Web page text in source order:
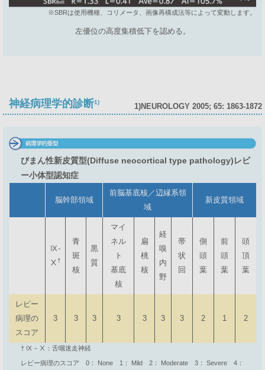
※SBRは使用機種、コリメータ、画像再構成法等によって変動します。
左優位の高度集積低下を認める。
神経病理学的診断1) 1)NEUROLOGY 2005; 65: 1863-1872
びまん性新皮質型(Diffuse neocortical type pathology)レビ
ー小体型認知症
脳幹部領域
前脳基底核／辺縁系領
域
新皮質領域
Ⅸ-
Ⅹ †
青
斑
核
黒
質
マイ
ネル
ト
基底
核
扁
桃
核
経
嗅
内
野
帯
状
回
側
頭
葉
前
頭
葉
頭
頂
葉
レビー
病理の
スコア
3 3 3 3 3 3 3 2 1 2
† Ⅸ－Ⅹ：舌咽迷走神経
レビー病理のスコア 0： None 1： Mild 2： Moderate 3： Severe 4：